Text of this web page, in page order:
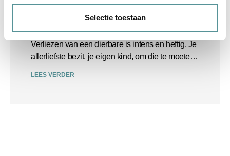
Selectie toestaan
Rust en aandacht
Verliezen van een dierbare is intens en heftig. Je
allerliefste bezit, je eigen kind, om die te moeten
LEES VERDER